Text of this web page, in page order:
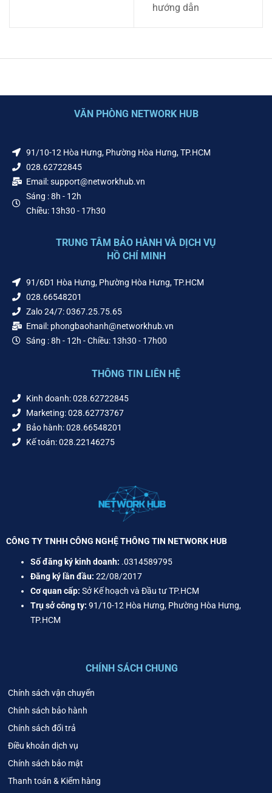
hướng dẫn
VĂN PHÒNG NETWORK HUB
91/10-12 Hòa Hưng, Phường Hòa Hưng, TP.HCM
028.62722845
Email: support@networkhub.vn
Sáng : 8h - 12h
Chiều: 13h30 - 17h30
TRUNG TÂM BẢO HÀNH VÀ DỊCH VỤ
HỒ CHÍ MINH
91/6D1 Hòa Hưng, Phường Hòa Hưng, TP.HCM
028.66548201
Zalo 24/7: 0367.25.75.65
Email: phongbaohanh@networkhub.vn
Sáng : 8h - 12h - Chiều: 13h30 - 17h00
THÔNG TIN LIÊN HỆ
Kinh doanh: 028.62722845
Marketing: 028.62773767
Bảo hành: 028.66548201
Kế toán: 028.22146275
CÔNG TY TNHH CÔNG NGHỆ THÔNG TIN NETWORK HUB
Số đăng ký kinh doanh: .0314589795
Đăng ký lần đầu: 22/08/2017
Cơ quan cấp: Sở Kế hoạch và Đầu tư TP.HCM
Trụ sở công ty: 91/10-12 Hòa Hưng, Phường Hòa Hưng,
TP.HCM
CHÍNH SÁCH CHUNG
Chính sách vận chuyển
Chính sách bảo hành
Chính sách đổi trả
Điều khoản dịch vụ
Chính sách bảo mật
Thanh toán & Kiểm hàng